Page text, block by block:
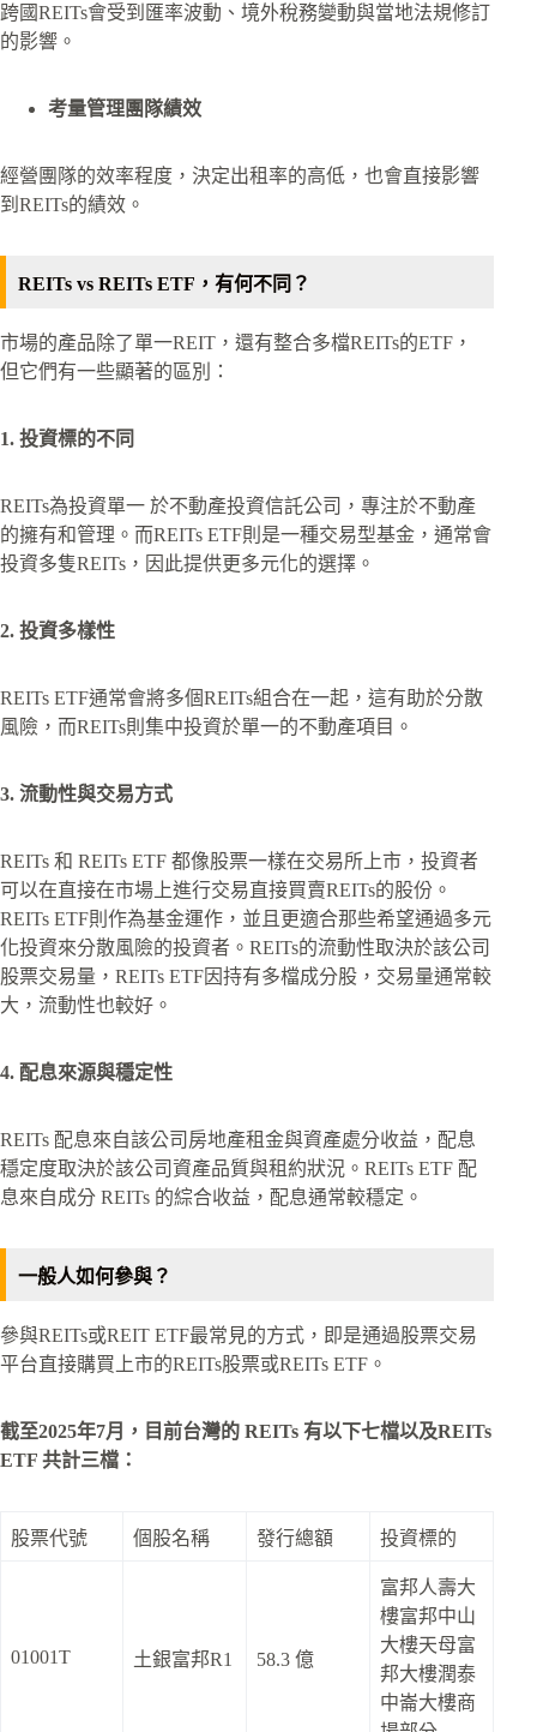
跨國REITs會受到匯率波動、境外稅務變動與當地法規修訂
的影響。
考量管理團隊績效
經營團隊的效率程度，決定出租率的高低，也會直接影響
到REITs的績效。
REITs vs REITs ETF，有何不同？
市場的產品除了單一REIT，還有整合多檔REITs的ETF，
但它們有一些顯著的區別：
1. 投資標的不同
REITs為投資單一 於不動產投資信託公司，專注於不動產
的擁有和管理。而REITs ETF則是一種交易型基金，通常會
投資多隻REITs，因此提供更多元化的選擇。
2. 投資多樣性
REITs ETF通常會將多個REITs組合在一起，這有助於分散
風險，而REITs則集中投資於單一的不動產項目。
3. 流動性與交易方式
REITs 和 REITs ETF 都像股票一樣在交易所上市，投資者
可以在直接在市場上進行交易直接買賣REITs的股份。
REITs ETF則作為基金運作，並且更適合那些希望通過多元
化投資來分散風險的投資者。REITs的流動性取決於該公司
股票交易量，REITs ETF因持有多檔成分股，交易量通常較
大，流動性也較好。
4. 配息來源與穩定性
REITs 配息來自該公司房地產租金與資產處分收益，配息
穩定度取決於該公司資產品質與租約狀況。REITs ETF 配
息來自成分 REITs 的綜合收益，配息通常較穩定。
一般人如何參與？
參與REITs或REIT ETF最常見的方式，即是通過股票交易
平台直接購買上市的REITs股票或REITs ETF。
截至2025年7月，目前台灣的 REITs 有以下七檔以及REITs
ETF 共計三檔：
股票代號 個股名稱 發行總額 投資標的
01001T 土銀富邦R1 58.3 億
富邦人壽大
樓富邦中山
大樓天母富
邦大樓潤泰
中崙大樓商